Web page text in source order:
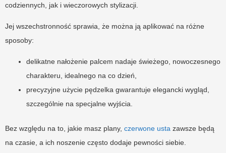
codziennych, jak i wieczorowych stylizacji.
Jej wszechstronność sprawia, że można ją aplikować na różne
sposoby:
delikatne nałożenie palcem nadaje świeżego, nowoczesnego
charakteru, idealnego na co dzień,
precyzyjne użycie pędzelka gwarantuje elegancki wygląd,
szczególnie na specjalne wyjścia.
Bez względu na to, jakie masz plany, czerwone usta zawsze będą
na czasie, a ich noszenie często dodaje pewności siebie.